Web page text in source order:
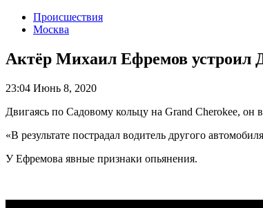
Происшествия
Москва
Актёр Михаил Ефремов
23:04 Июнь 8, 2020
Двигаясь по Садовому кольцу на Grand Cherokee, он
«В результате пострадал водитель другого
У Ефремова явные признаки опьянения.